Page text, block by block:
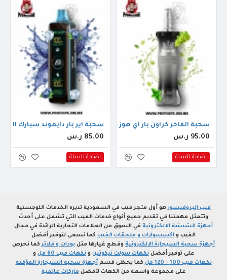
(40000 سحبة) عنب
سحبة الفاخر كراون بار اي هوز اكس الجاهزة (60000 سحبة) عنب نعناع
95.00 ر.س
اضافة للسلة
سحبة اير بار دايموند سبارك الجاهزة (15000 سحبة)
85.00 ر.س
اضافة للسلة
فيب البروفيسورهو أول متجر فيب في السعودية تديره الخدمات اللوجستية
وتتمثل مهمتنا في تقديم جميع أنواع خدمات الفيب التي تشمل على أحدث
أجهزة الشيشة الالكترونية في السوق من العلامات التجارية الرائدة في مجال
الفيب و اكسسوارات و ملحقات الفيب كما نسعى لتوفير أفضل
أجهزة سحبة السيجارة الالكترونية وقطع غيارها مثل بودات و فلاتركما نحرص
على توفير أفضلنكهات سولت نيكوتين ونكهات فيب 60 مل
و
نكهات فيب 100 - 120 مل
كما يحظى قسمأجهزة سحبة السيجارة المؤقتة
على مجموعة واسعة من الكهات لأفضل ماركات عالمية